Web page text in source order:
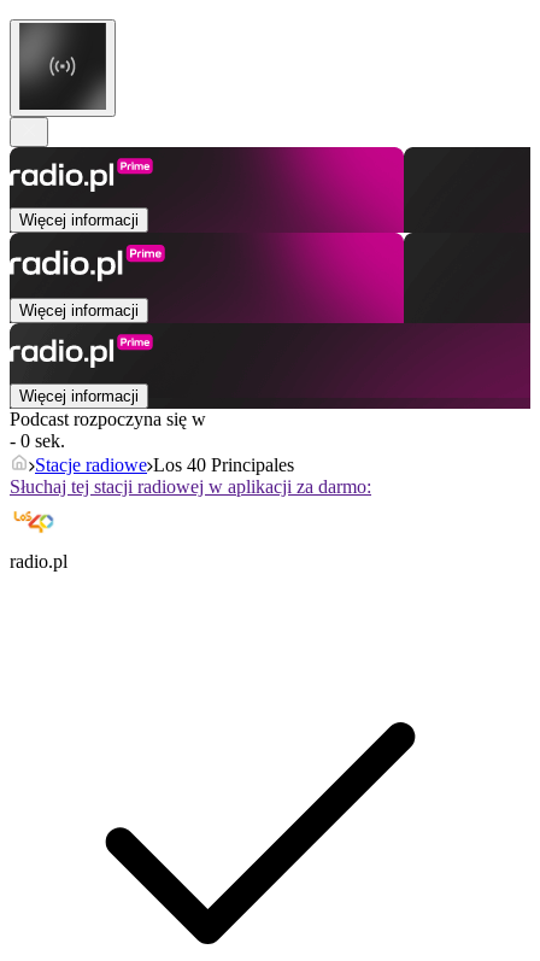
Więcej informacji
Więcej informacji
Więcej informacji
Podcast rozpoczyna się w
- 0 sek.
Stacje radiowe Los 40 Principales
Słuchaj tej stacji radiowej w aplikacji za darmo:
radio.pl